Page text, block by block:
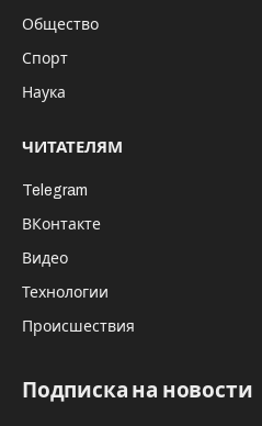
Общество
Спорт
Наука
ЧИТАТЕЛЯМ
Telegram
ВКонтакте
Видео
Технологии
Происшествия
Подписка на новости